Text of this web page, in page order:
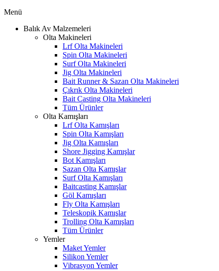
Menü
Balık Av Malzemeleri
Olta Makineleri
Lrf Olta Makineleri
Spin Olta Makineleri
Surf Olta Makineleri
Jig Olta Makineleri
Bait Runner & Sazan Olta Makineleri
Çıkrık Olta Makineleri
Bait Casting Olta Makineleri
Tüm Ürünler
Olta Kamışları
Lrf Olta Kamışları
Spin Olta Kamışları
Jig Olta Kamışları
Shore Jigging Kamışlar
Bot Kamışları
Sazan Olta Kamışlar
Surf Olta Kamışları
Baitcasting Kamışlar
Göl Kamışları
Fly Olta Kamışları
Teleskopik Kamışlar
Trolling Olta Kamışları
Tüm Ürünler
Yemler
Maket Yemler
Silikon Yemler
Vibrasyon Yemler